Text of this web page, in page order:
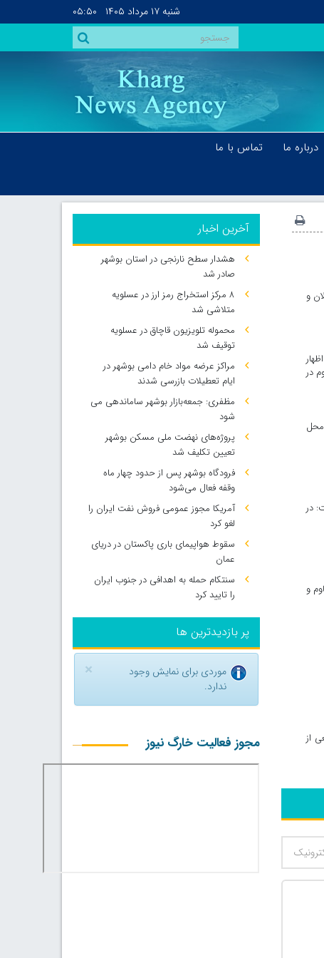
شنبه ۱۷ مرداد ۱۴۰۵ ۰۵:۵۰
درباره ما
تماس با ما
و
در
محل
در
و
از
آخرین اخبار
هشدار سطح نارنجی در استان بوشهر
صادر شد
۸ مرکز استخراج رمز ارز در عسلویه
متلاشی شد
محموله تلویزیون قاچاق در عسلویه
توقیف شد
مراکز عرضه مواد خام دامی بوشهر در
ایام تعطیلات بازرسی شدند
مظفری: جمعه‌بازار بوشهر ساماندهی می‌
شود
پروژه‌های نهضت ملی مسکن بوشهر
تعیین تکلیف شد
فرودگاه بوشهر پس از حدود چهار ماه
وقفه فعال می‌شود
آمریکا مجوز عمومی فروش نفت ایران را
لغو کرد
سقوط هواپیمای باری پاکستان در دریای
عمان
سنتکام حمله به اهدافی در جنوب ایران
را تایید کرد
پر بازدیدترین ها
×
موردی برای نمایش وجود
ندارد.
مجوز فعالیت خارگ نیوز